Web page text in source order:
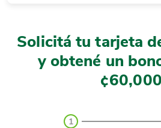
Solicitá tu tarjeta
y obtené un
1